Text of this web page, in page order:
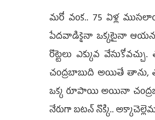
మరో వంక.. 75 ఏళ్ల
పేదవాడికైనా ఒక్కటైనా ఆయన
రొట్టెలు ఎక్కువ
చంద్రబాబుది అయితే తాను,
ఒక్క రూపాయి అయినా
నేరుగా బటన్‌ నొక్కి..